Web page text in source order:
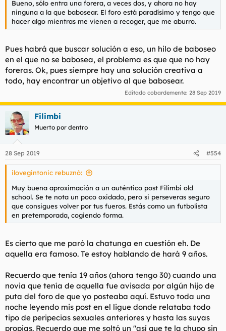
Bueno, sólo entra una forera, a veces dos, y ahora no hay
ninguna a la que babosear. El foro está paradísimo y tengo que
hacer algo mientras me vienen a recoger, que me aburro.
Pues habrá que buscar solución a eso, un hilo de baboseo
en el que no se babosea, el problema es que que no hay
foreras. Ok, pues siempre hay una solución creativa a
todo, hay encontrar un objetivo al que babosear.
Editado cobardemente: 28 Sep 2019
Filimbi
Muerto por dentro
28 Sep 2019 #554
ilovegintonic rebuznó:
Muy buena aproximación a un auténtico post Filimbi old
school. Se te nota un poco oxidado, pero si perseveras seguro
que consigues volver por tus fueros. Estás como un futbolista
en pretemporada, cogiendo forma.
Es cierto que me paró la chatunga en cuestión eh. De
aquella era famoso. Te estoy hablando de hará 9 años.
Recuerdo que tenía 19 años (ahora tengo 30) cuando una
novia que tenía de aquella fue avisada por algún hijo de
puta del foro de que yo posteaba aquí. Estuvo toda una
noche leyendo mis post en el ligue donde relataba todo
tipo de peripecias sexuales anteriores y hasta las suyas
propias. Recuerdo que me soltó un "así que te la chupo sin